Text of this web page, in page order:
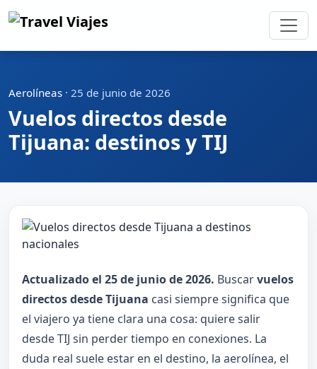
Aerolíneas · 25 de junio de 2026
Vuelos directos desde
Tijuana: destinos y TIJ
Actualizado el 25 de junio de 2026. Buscarvuelos
directos desde Tijuana casi siempre significa que
el viajero ya tiene clara una cosa: quiere salir
desde TIJ sin perder tiempo en conexiones. La
duda real suele estar en el destino, la aerolínea, el